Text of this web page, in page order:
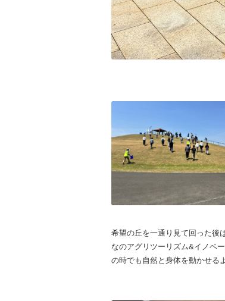
希望の丘を一通り見て回った後
なのアグリツーリズム&イノベ
の時でも自然と身体を動かせる